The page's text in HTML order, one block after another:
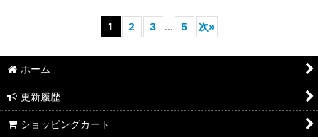
1 2 3 ... 5 次»
ホーム
更新履歴
ショッピングカート